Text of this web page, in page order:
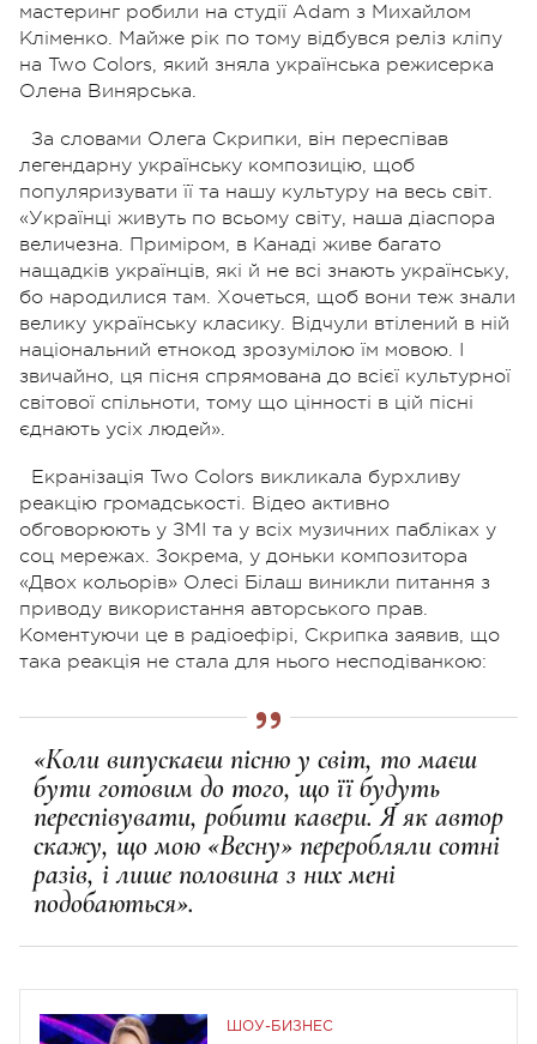
мастеринг робили на студії Adam з Михайлом
Кліменко. Майже рік по тому відбувся реліз кліпу
на Two Colors, який зняла українська режисерка
Олена Винярська.
За словами Олега Скрипки, він переспівав
легендарну українську композицію, щоб
популяризувати її та нашу культуру на весь світ.
«Українці живуть по всьому світу, наша діаспора
величезна. Приміром, в Канаді живе багато
нащадків українців, які й не всі знають українську,
бо народилися там. Хочеться, щоб вони теж знали
велику українську класику. Відчули втілений в ній
національний етнокод зрозумілою їм мовою. І
звичайно, ця пісня спрямована до всієї культурної
світової спільноти, тому що цінності в цій пісні
єднають усіх людей».
Екранізація Two Colors викликала бурхливу
реакцію громадськості. Відео активно
обговорюють у ЗМІ та у всіх музичних пабліках у
соц мережах. Зокрема, у доньки композитора
«Двох кольорів» Олесі Білаш виникли питання з
приводу використання авторського прав.
Коментуючи це в радіоефірі, Скрипка заявив, що
така реакція не стала для нього несподіванкою:
«Коли випускаєш пісню у світ, то маєш
бути готовим до того, що її будуть
переспівувати, робити кавери. Я як автор
скажу, що мою «Весну» переробляли сотні
разів, і лише половина з них мені
подобаються».
ШОУ-БИЗНЕС